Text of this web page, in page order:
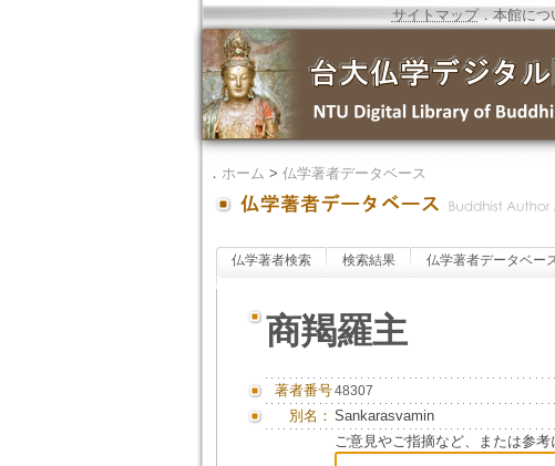
サイトマップ．本館につ
． ホーム > 仏学著者データベース
仏学著者検索 検索結果 仏学著者データベー
商羯羅主
著者番号48307
別名： Sankarasvamin
ご意見やご指摘など、または参